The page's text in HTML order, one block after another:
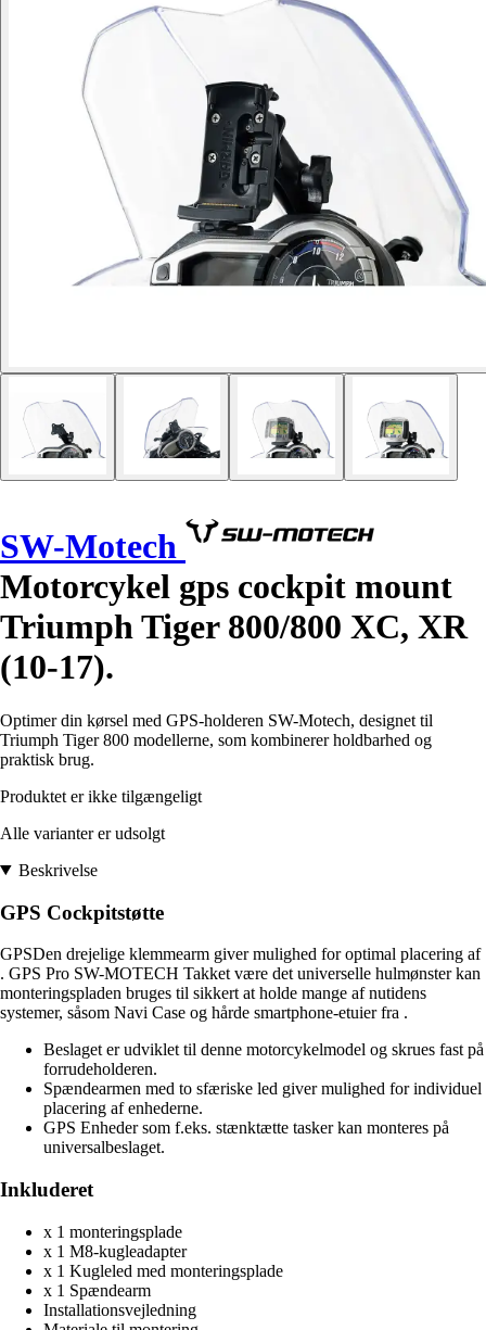
SW-Motech
Motorcykel gps cockpit mount
Triumph Tiger 800/800 XC, XR
(10-17).
Optimer din kørsel med GPS-holderen SW-Motech, designet til
Triumph Tiger 800 modellerne, som kombinerer holdbarhed og
praktisk brug.
Produktet er ikke tilgængeligt
Alle varianter er udsolgt
Beskrivelse
GPS Cockpitstøtte
GPSDen drejelige klemmearm giver mulighed for optimal placering af
. GPS Pro SW-MOTECH Takket være det universelle hulmønster kan
monteringspladen bruges til sikkert at holde mange af nutidens
systemer, såsom Navi Case og hårde smartphone-etuier fra .
Beslaget er udviklet til denne motorcykelmodel og skrues fast på
forrudeholderen.
Spændearmen med to sfæriske led giver mulighed for individuel
placering af enhederne.
GPS Enheder som f.eks. stænktætte tasker kan monteres på
universalbeslaget.
Inkluderet
x 1 monteringsplade
x 1 M8-kugleadapter
x 1 Kugleled med monteringsplade
x 1 Spændearm
Installationsvejledning